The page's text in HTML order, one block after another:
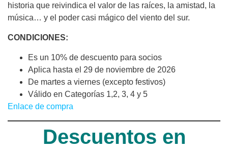
historia que reivindica el valor de las raíces, la amistad, la
música… y el poder casi mágico del viento del sur.
CONDICIONES:
Es un 10% de descuento para socios
Aplica hasta el 29 de noviembre de 2026
De martes a viernes (excepto festivos)
Válido en Categorías 1,2, 3, 4 y 5
Enlace de compra
Descuentos en